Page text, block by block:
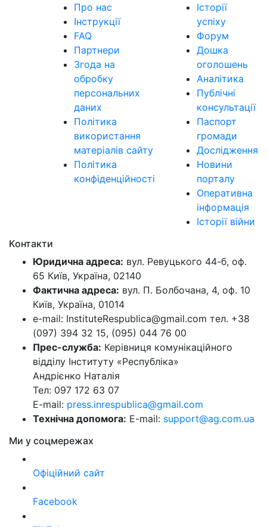
Про нас
Інструкції
FAQ
Партнери
Згода на
обробку
персональних
даних
Політика
використання
матеріалів сайту
Політика
конфіденційності
Історії
успіху
Форум
Дошка
оголошень
Аналітика
Публічні
консультації
Паспорт
громади
Дослідження
Новини
порталу
Оперативна
інформація
Історії війни
Контакти
Юридична адреса: вул. Ревуцького 44-б, оф.
65 Київ, Україна, 02140
Фактична адреса: вул. П. Болбочана, 4, оф. 10
Київ, Україна, 01014
e-mail: InstituteRespublica@gmail.com тел. +38
(097) 394 32 15, (095) 044 76 00
Прес-служба: Керівниця комунікаційного
відділу Інституту «Республіка»
Андрієнко Наталія
Тел: 097 172 63 07
E-mail: press.inrespublica@gmail.com
Технічна допомога: E-mail: support@ag.com.ua
Ми у соцмережах
Офіційний сайт
Facebook